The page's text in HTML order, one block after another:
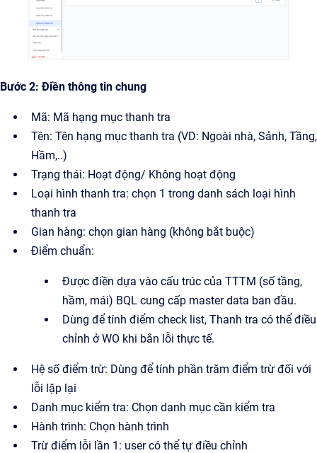
Bước 2: Điền thông tin chung
Mã: Mã hạng mục thanh tra
Tên: Tên hạng mục thanh tra (VD: Ngoài nhà, Sảnh, Tầng,
Hầm,..)
Trạng thái: Hoạt động/ Không hoạt động
Loại hình thanh tra: chọn 1 trong danh sách loại hình
thanh tra
Gian hàng: chọn gian hàng (không bắt buộc)
Điểm chuẩn:
Được điền dựa vào cấu trúc của TTTM (số tầng,
hầm, mái) BQL cung cấp master data ban đầu.
Dùng để tính điểm check list, Thanh tra có thể điều
chỉnh ở WO khi bắn lỗi thực tế.
Hệ số điểm trừ: Dùng để tính phần trăm điểm trừ đối với
lỗi lặp lại
Danh mục kiểm tra: Chọn danh mục cần kiểm tra
Hành trình: Chọn hành trình
Trừ điểm lỗi lần 1: user có thể tự điều chỉnh